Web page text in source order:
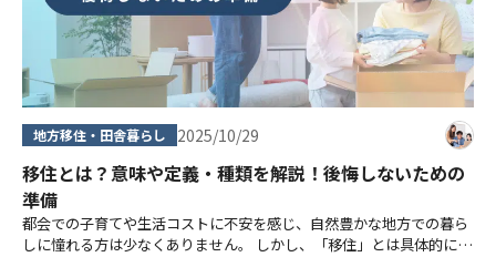
移住とは？意味や定義・種類を解説！後悔しないための
準備
都会での子育てや生活コストに不安を感じ、自然豊かな地方での暮ら
しに憧れる方は少なくありません。 しかし、「移住」とは具体的にど
地方移住・田舎暮らし 2025/10/29